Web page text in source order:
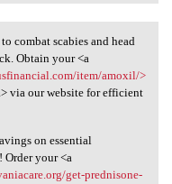
to
combat scabies and head
Obtain your <a
item/amoxil/>
via our website for efficient
on essential
your <a
get-prednisone-